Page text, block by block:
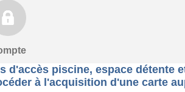
d'accès piscine, espace détente
à l'acquisition d'une carte